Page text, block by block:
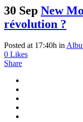
30 Sep New
révolution ?
Posted at 17:40h in
0 Likes
Share